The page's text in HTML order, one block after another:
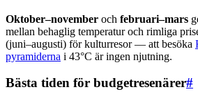
Oktober–november och februari–mars
mellan behaglig temperatur och rimliga
(juni–augusti) för kulturresor — att besöka
pyramiderna i 43°C är ingen njutning.
Bästa tiden för budgetresenärer#